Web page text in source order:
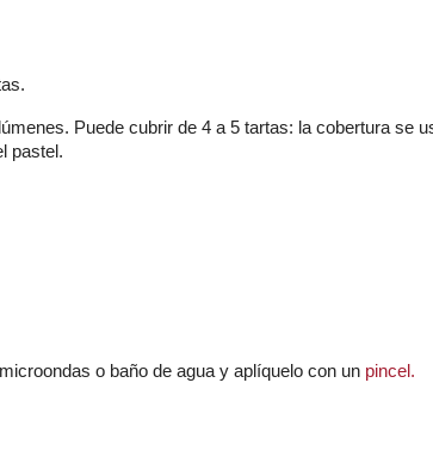
Puede cubrir de 4 a 5 tartas: la cobertura se
pastel.
o baño de agua y aplíquelo con un pincel.